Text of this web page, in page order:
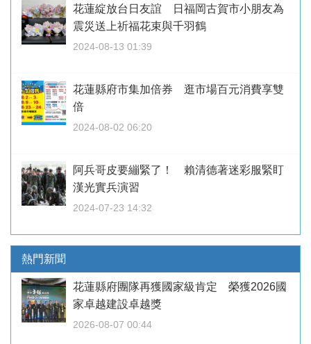
花蓮綻放台日友誼 日福岡古賀市小朋友為
震災送上祈福花束與千羽鶴
2024-08-13 01:39
花蓮縣府市集加倍券 逛市場百元消費享雙
倍
2024-08-02 06:20
阿兵哥皮要繃緊了！ 賴清德著迷彩服緊盯
漢光實兵演習
2024-07-23 14:32
熱門新聞
花蓮縣府團隊再獲國家級肯定 榮獲2026國
家卓越建設卓越獎
2026-08-07 00:44